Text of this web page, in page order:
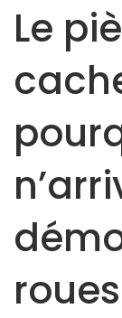
Le
roues